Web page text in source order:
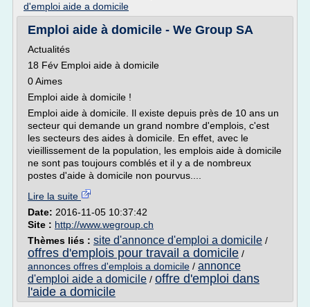
d'emploi aide a domicile
Emploi aide à domicile - We Group SA
Actualités
18 Fév Emploi aide à domicile
0 Aimes
Emploi aide à domicile !
Emploi aide à domicile. Il existe depuis près de 10 ans un
secteur qui demande un grand nombre d'emplois, c'est
les secteurs des aides à domicile. En effet, avec le
vieillissement de la population, les emplois aide à domicile
ne sont pas toujours comblés et il y a de nombreux
postes d'aide à domicile non pourvus....
Lire la suite
Date: 2016-11-05 10:37:42
Site : http://www.wegroup.ch
Thèmes liés : site d'annonce d'emploi a domicile /
offres d'emplois pour travail a domicile /
annonces offres d'emplois a domicile / annonce
d'emploi aide a domicile / offre d'emploi dans
l'aide a domicile